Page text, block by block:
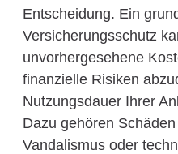
Entscheidung. Ein
Versicherungsschutz
unvorhergesehene
finanzielle Risiken
Nutzungsdauer Ihrer
Dazu gehören
Vandalismus oder